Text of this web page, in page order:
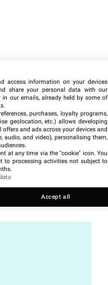
access information on your devices
share your personal data with our
our emails, already held by some of
purchases, loyalty programs,
geolocation, etc.) allows developing
and ads across your devices and
audio, and video), personalising them,
at any time via the "cookie" icon. You
to processing activities not subject to
Accept all